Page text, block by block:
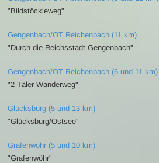
"Bildstöckleweg"
Gengenbach/OT Reichenbach (11 km)
"Durch die Reichsstadt Gengenbach"
Gengenbach/OT Reichenbach (6 und 11 km)
"2-Täler-Wanderweg"
Glücksburg (5 und 13 km)
"Glücksburg/Ostsee"
Grafenwöhr (5 und 10 km)
"Grafenwöhr"